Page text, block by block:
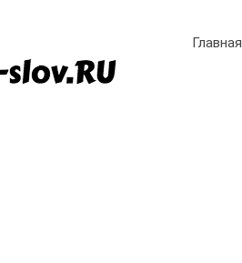
Главная